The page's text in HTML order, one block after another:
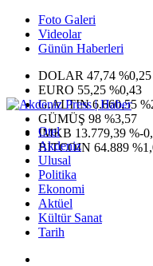
Foto Galeri
Videolar
Günün Haberleri
DOLAR 47,74 %0,25
EURO 55,25 %0,43
G.ALTIN6.660,55
GÜMÜŞ 98 %3,57
IMKB 13.779,39 %-
BITCOIN 64.889
Otel
Akdeniz
Ulusal
Politika
Ekonomi
Aktüel
Kültür Sanat
Tarih